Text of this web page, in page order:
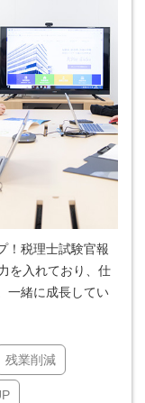
！税理士試験官報
を入れており、仕
一緒に成長してい
残業削減